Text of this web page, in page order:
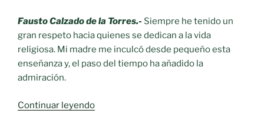
Fausto Calzado de la Torres.- Siempre he tenido un
gran respeto hacia quienes se dedican a la vida
religiosa. Mi madre me inculcó desde pequeño esta
enseñanza y, el paso del tiempo ha añadido la
admiración.
Continuar leyendo«Verso